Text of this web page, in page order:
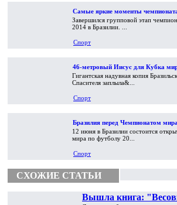
Самые яркие моменты
2014
Завершился групповой этап
2014 в Бразилии. ...
Спорт
46-метровый Иисус для Кубка
Гигантская надувная копия
Спасителя заплыла&...
Спорт
Бразилия перед Чемпионатом
12 июня в Бразилии состоится
мира по футболу 20...
Спорт
СХОЖИЕ СТАТЬИ
Вышла книга: